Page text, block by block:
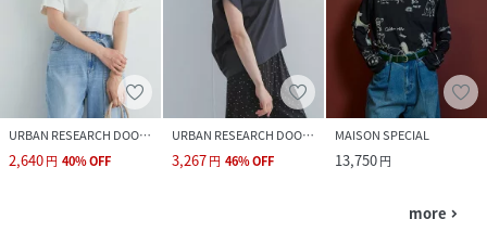
URBAN RESEARCH DOORS
2,640円 40%OFF
URBAN RESEARCH DOORS
3,267円 46%OFF
MAISON SPECIAL
13,750円
more navigate_next